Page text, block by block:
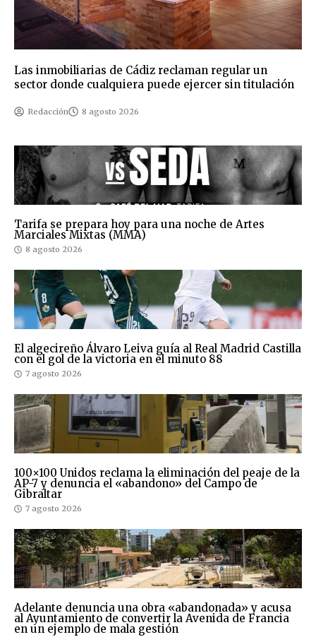
Las inmobiliarias de Cádiz reclaman regular un
sector donde cualquiera puede ejercer sin titulación
Redacción 8 agosto 2026
Tarifa se prepara hoy para una noche de Artes
Marciales Mixtas (MMA)
8 agosto 2026
El algecireño Álvaro Leiva guía al Real Madrid Castilla
con el gol de la victoria en el minuto 88
7 agosto 2026
100×100 Unidos reclama la eliminación del peaje de la
AP-7 y denuncia el «abandono» del Campo de
Gibraltar
7 agosto 2026
Adelante denuncia una obra «abandonada» y acusa
al Ayuntamiento de convertir la Avenida de Francia
en un ejemplo de mala gestión